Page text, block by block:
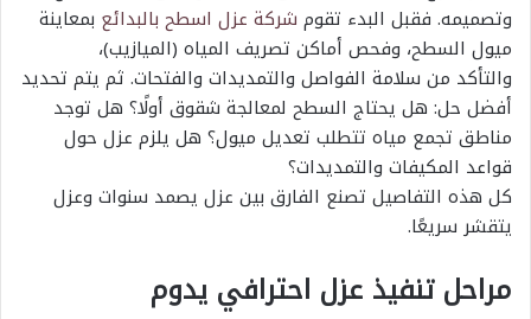
وتصميمه. فقبل البدء تقوم شركة عزل اسطح بالبدائع بمعاينة
ميول السطح، وفحص أماكن تصريف المياه (الميازيب)،
والتأكد من سلامة الفواصل والتمديدات والفتحات. ثم يتم تحديد
أفضل حل: هل يحتاج السطح لمعالجة شقوق أولًا؟ هل توجد
مناطق تجمع مياه تتطلب تعديل ميول؟ هل يلزم عزل حول
قواعد المكيفات والتمديدات؟
كل هذه التفاصيل تصنع الفارق بين عزل يصمد سنوات وعزل
يتقشر سريعًا.
مراحل تنفيذ عزل احترافي يدوم